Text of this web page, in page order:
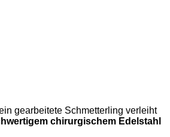
gearbeitete Schmetterling verleiht
chirurgischem Edelstahl